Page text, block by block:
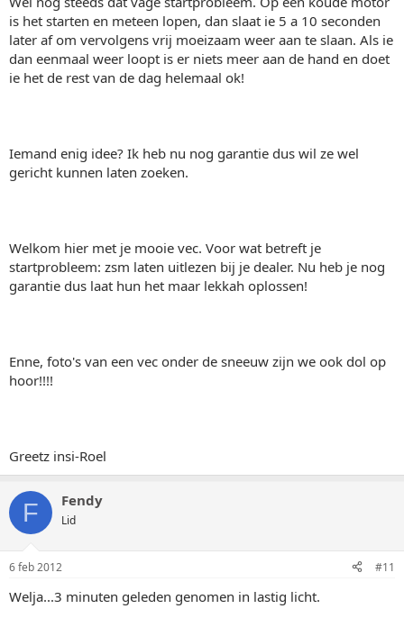
is het starten en meteen lopen, dan slaat ie 5 a 10 seconden
later af om vervolgens vrij moeizaam weer aan te slaan. Als ie
dan eenmaal weer loopt is er niets meer aan de hand en doet
ie het de rest van de dag helemaal ok!
Iemand enig idee? Ik heb nu nog garantie dus wil ze wel
gericht kunnen laten zoeken.
Welkom hier met je mooie vec. Voor wat betreft je
startprobleem: zsm laten uitlezen bij je dealer. Nu heb je nog
garantie dus laat hun het maar lekkah oplossen!
Enne, foto's van een vec onder de sneeuw zijn we ook dol op
hoor!!!!
Greetz insi-Roel
F Fendy
Lid
6 feb 2012 #11
Welja...3 minuten geleden genomen in lastig licht.